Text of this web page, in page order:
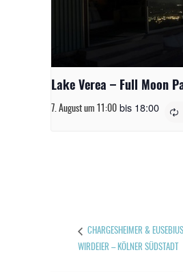
Lake Verea – Full Moon
7. August um 11:00 bis 18:00
CHARGESHEIMER & EUSEBIUS
WIRDEIER – KÖLNER SÜDSTADT